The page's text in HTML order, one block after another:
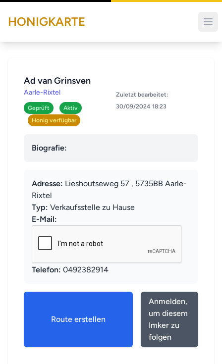
HONIGKARTE
Ad van Grinsven
Aarle-Rixtel
Geprüft
Aktiv
Honig verfügbar
Zuletzt bearbeitet:
30/09/2024 18:23
Biografie:
Adresse: Lieshoutseweg 57 , 5735BB Aarle-
Rixtel
Typ: Verkaufsstelle zu Hause
E-Mail:
Telefon: 0492382914
Route erstellen
Anmelden,
um diesem
Imker zu
folgen